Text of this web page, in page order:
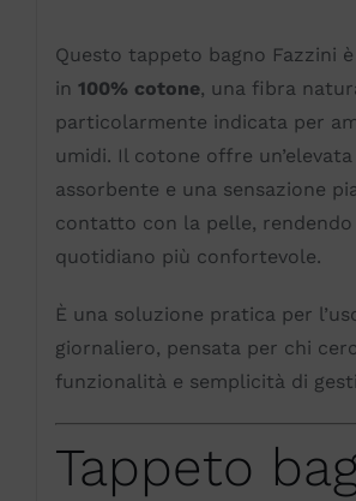
Questo tappeto bagno Fazzini
in 100% cotone, una fibra
particolarmente indicata per
umidi. Il cotone offre
assorbente e una sensazione
contatto con la pelle, rendendo
quotidiano più confortevole.
È una soluzione pratica per
giornaliero, pensata per chi
funzionalità e semplicità di
Tappeto